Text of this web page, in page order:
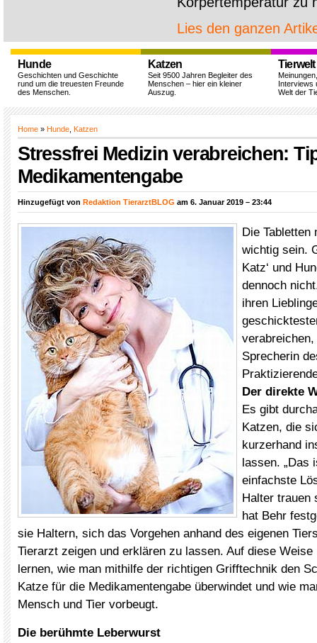
Lies den ganzen
Hunde
Geschichten und Geschichte
rund um die treuesten Freunde
des Menschen.
Katzen
Seit 9500 Jahren Begleiter des
Menschen – hier ein kleiner
Auszug.
Tierwelt
Interviews
Welt der
Home » Hunde Katzen
Stressfrei Medizin verabreichen:
Medikamentengabe
Hinzugefügt von Redaktion TierarztBLOG am 6. Januar 2019 – 23:44
Die Tabletten
wichtig sein.
Katz‘ und
dennoch
ihren
Sprecherin
Der direkte
Es gibt
Katzen, die
kurzerhand
lassen. „Das
einfachste
Halter trauen
hat Behr
sie Haltern, sich das Vorgehen anhand des eigenen
Tierarzt zeigen und erklären zu lassen. Auf diese Weise
lernen, wie man mithilfe der richtigen Grifftechnik den
Katze für die Medikamentengabe überwindet und wie
Mensch und Tier vorbeugt.
Die berühmte Leberwurst